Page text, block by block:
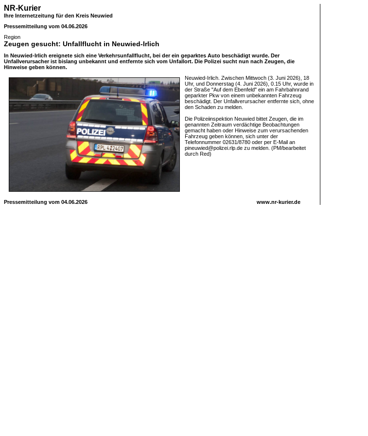
NR-Kurier
Ihre Internetzeitung für den Kreis Neuwied
Pressemitteilung vom 04.06.2026
Region
Zeugen gesucht: Unfallflucht in Neuwied-Irlich
In Neuwied-Irlich ereignete sich eine Verkehrsunfallflucht, bei der ein geparktes Auto beschädigt wurde. Der
Unfallverursacher ist bislang unbekannt und entfernte sich vom Unfallort. Die Polizei sucht nun nach Zeugen, die
Hinweise geben können.
Neuwied-Irlich. Zwischen Mittwoch (3. Juni 2026), 18
Uhr, und Donnerstag (4. Juni 2026), 0.15 Uhr, wurde in
der Straße "Auf dem Ebenfeld" ein am Fahrbahnrand
geparkter Pkw von einem unbekannten Fahrzeug
beschädigt. Der Unfallverursacher entfernte sich, ohne
den Schaden zu melden.
Die Polizeiinspektion Neuwied bittet Zeugen, die im
genannten Zeitraum verdächtige Beobachtungen
gemacht haben oder Hinweise zum verursachenden
Fahrzeug geben können, sich unter der
Telefonnummer 02631/8780 oder per E-Mail an
pineuwied@polizei.rlp.de zu melden. (PM/bearbeitet
durch Red)
Pressemitteilung vom 04.06.2026 www.nr-kurier.de